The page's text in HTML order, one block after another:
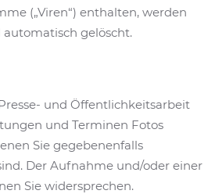
(„Viren“) enthalten, werden
gelöscht.
und Öffentlichkeitsarbeit
und Terminen Fotos
Sie gegebenenfalls
Der Aufnahme und/oder einer
Sie widersprechen.